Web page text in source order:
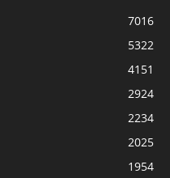
7016
5322
4151
2924
2234
2025
1954